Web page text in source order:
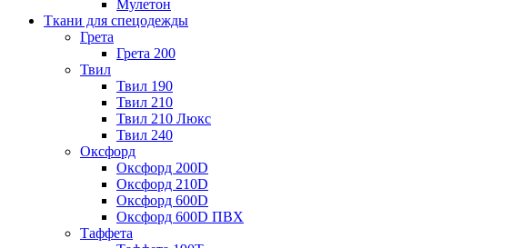
Мулетон
Ткани для спецодежды
Грета
Грета 200
Твил
Твил 190
Твил 210
Твил 210 Люкс
Твил 240
Оксфорд
Оксфорд 200D
Оксфорд 210D
Оксфорд 600D
Оксфорд 600D ПВХ
Таффета